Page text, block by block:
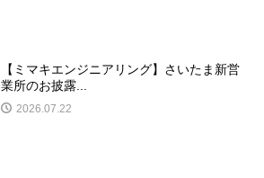
【ミマキエンジニアリング】さいたま新営
業所のお披露...
2026.07.22